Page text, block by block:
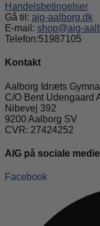
Handelsbetingelser
Gå til: aig-aalborg.dk
E-mail: shop@aig-
Telefon:51987105
Kontakt
Aalborg Idræts
C/O Bent Udengaard
Nibevej 392
9200 Aalborg SV
CVR: 27424252
AIG på sociale
Facebook